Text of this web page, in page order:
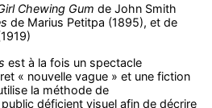
Chewing Gum de John Smith
de Marius Petitpa (1895), et de
est à la fois un spectacle
« nouvelle vague » et une fiction
la méthode de
déficient visuel afin de décrire